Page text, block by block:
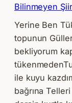
Bilinmeyen
Yerine Ben
topunun
bekliyorum
ile kuyu
bağrına